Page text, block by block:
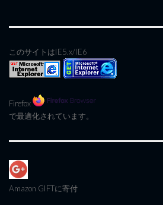
このサイトはIE5.x/IE6
Firefox
で最適化されています。
Amazon GIFTに寄付